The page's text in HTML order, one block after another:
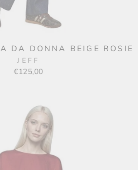
DA DONNA BEIGE ROSIE
JEFF
€125,00